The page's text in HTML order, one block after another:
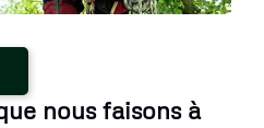
nous faisons à